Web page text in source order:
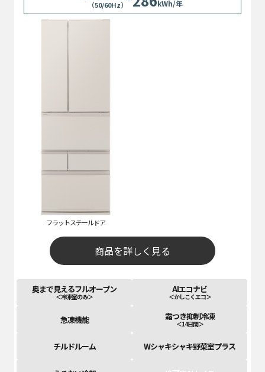
（50/60Hz） kWh/年
フラットスチールドア
商品を詳しく見る
奥まで見えるフルオープン
＜冷凍室のみ＞
AIエコナビ
＜かしこくエコ＞
急凍機能 霜つき抑制冷凍
＜14日間＞
チルドルーム Wシャキシャキ野菜室プラス